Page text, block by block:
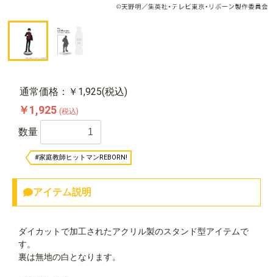
通常価格：￥1,925(税込)
￥1,925 (税込)
数量
#家庭教師ヒットマンREBORN!
アイテム説明
ダイカットで加工されたアクリル製のスタンド型アイテムで
す。
裏は無地の白となります。